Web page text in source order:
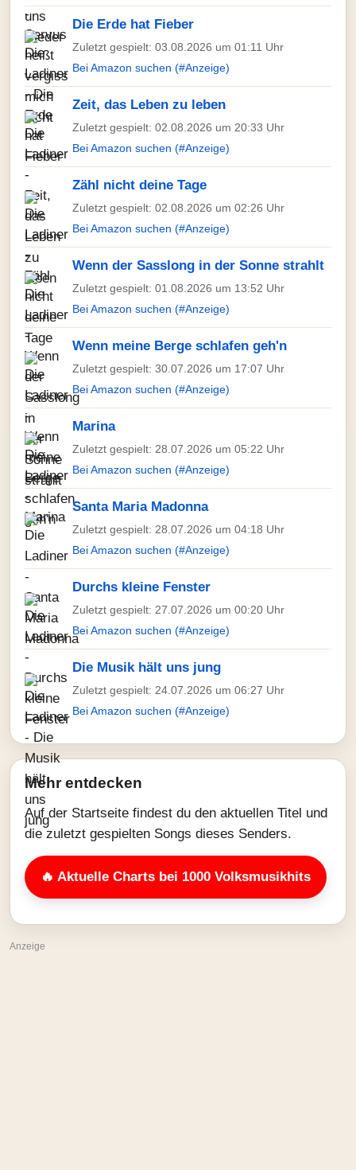
Die Erde hat Fieber
Zuletzt gespielt: 03.08.2026 um 01:11 Uhr
Bei Amazon suchen (#Anzeige)
Zeit, das Leben zu leben
Zuletzt gespielt: 02.08.2026 um 20:33 Uhr
Bei Amazon suchen (#Anzeige)
Zähl nicht deine Tage
Zuletzt gespielt: 02.08.2026 um 02:26 Uhr
Bei Amazon suchen (#Anzeige)
Wenn der Sasslong in der Sonne strahlt
Zuletzt gespielt: 01.08.2026 um 13:52 Uhr
Bei Amazon suchen (#Anzeige)
Wenn meine Berge schlafen geh'n
Zuletzt gespielt: 30.07.2026 um 17:07 Uhr
Bei Amazon suchen (#Anzeige)
Marina
Zuletzt gespielt: 28.07.2026 um 05:22 Uhr
Bei Amazon suchen (#Anzeige)
Santa Maria Madonna
Zuletzt gespielt: 28.07.2026 um 04:18 Uhr
Bei Amazon suchen (#Anzeige)
Durchs kleine Fenster
Zuletzt gespielt: 27.07.2026 um 00:20 Uhr
Bei Amazon suchen (#Anzeige)
Die Musik hält uns jung
Zuletzt gespielt: 24.07.2026 um 06:27 Uhr
Bei Amazon suchen (#Anzeige)
Mehr entdecken
Auf der Startseite findest du den aktuellen Titel und
die zuletzt gespielten Songs dieses Senders.
🔥 Aktuelle Charts bei 1000 Volksmusikhits
Anzeige